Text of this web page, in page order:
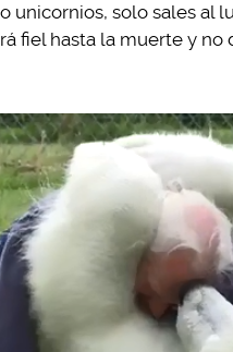
unicornios, solo sales al
fiel hasta la muerte y